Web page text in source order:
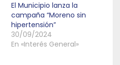
El Municipio lanza la
campaña “Moreno sin
hipertensión”
30/09/2024
En «Interés General»